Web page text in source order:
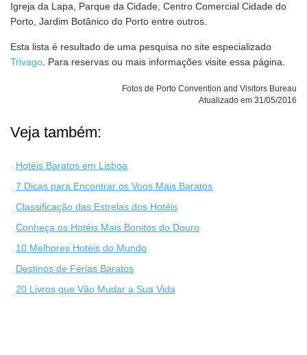
Igreja da Lapa, Parque da Cidade, Centro Comercial Cidade do
Porto, Jardim Botânico do Porto entre outros.
Esta lista é resultado de uma pesquisa no site especializado
Trivago . Para reservas ou mais informações visite essa página.
Fotos de Porto Convention and Visitors Bureau
Atualizado em 31/05/2016
Veja também:
Hotéis Baratos em Lisboa
7 Dicas para Encontrar os Voos Mais Baratos
Classificação das Estrelas dos Hotéis
Conheça os Hotéis Mais Bonitos do Douro
10 Melhores Hotéis do Mundo
Destinos de Férias Baratos
20 Livros que Vão Mudar a Sua Vida